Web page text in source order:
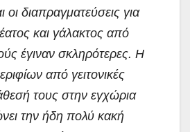
οι διαπραγματεύσεις για
και γάλακτος από
έγιναν σκληρότερες. Η
από γειτονικές
τους στην εγχώρια
την ήδη πολύ κακή